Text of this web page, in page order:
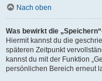
Nach oben
Was bewirkt die
Hiermit kannst du die
späteren Zeitpunkt
kannst du mit der Funktion
persönlichen Bereich erneut